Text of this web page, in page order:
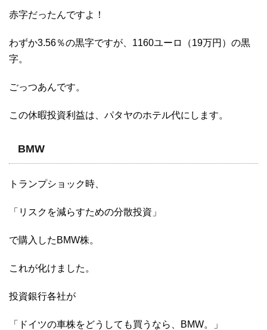
赤字だったんですよ！
わずか3.56％の黒字ですが、1160ユーロ（19万円）の黒
字。
ごっつあんです。
この休暇投資利益は、パタヤのホテル代にします。
BMW
トランプショック時、
「リスクを減らすための分散投資」
で購入したBMW株。
これが化けました。
投資銀行各社が
「ドイツの車株をどうしても買うなら、BMW。」